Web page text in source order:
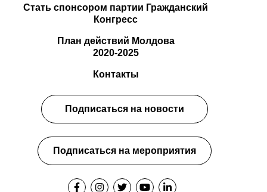
Стать спонсором партии Гражданский
Конгресс
План действий Молдова
2020-2025
Контакты
Подписаться на новости
Подписаться на мероприятия